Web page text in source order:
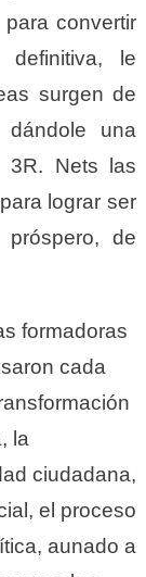
convertir
le
surgen de
dándole una
3R. Nets las
lograr ser
de
formadoras
cada
la
ciudadana,
el proceso
aunado a